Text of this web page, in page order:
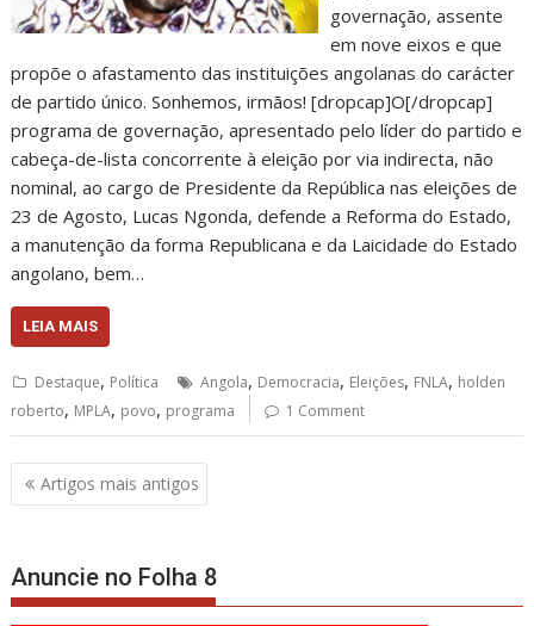
governação, assente
em nove eixos e que
propõe o afastamento das instituições angolanas do carácter
de partido único. Sonhemos, irmãos! [dropcap]O[/dropcap]
programa de governação, apresentado pelo líder do partido e
cabeça-de-lista concorrente à eleição por via indirecta, não
nominal, ao cargo de Presidente da República nas eleições de
23 de Agosto, Lucas Ngonda, defende a Reforma do Estado,
a manutenção da forma Republicana e da Laicidade do Estado
angolano, bem…
LEIA MAIS
Destaque, Política Angola, Democracia, Eleições, FNLA, holden
roberto, MPLA, povo, programa 1 Comment
Navegação
de
Artigos mais antigos
Anuncie no Folha 8